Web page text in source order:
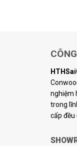
nghiệm
trong
cấp đều